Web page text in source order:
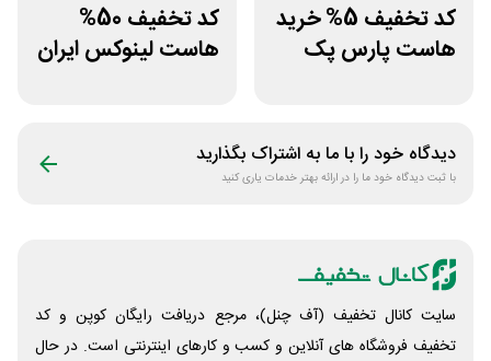
کد تخفیف 5% خرید
هاست پارس پک
کد تخفیف 50%
هاست لینوکس ایران
دیدگاه خود را با ما به اشتراک بگذارید
با ثبت دیدگاه خود ما را در ارائه بهتر خدمات یاری کنید
سایت کانال تخفیف (آف چنل)، مرجع دریافت رایگان کوپن و کد
تخفیف فروشگاه های آنلاین و کسب و‌ کارهای اینترنتی است. در حال